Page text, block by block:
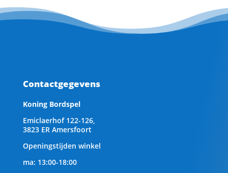
Contactgegevens
Koning Bordspel
Emiclaerhof 122-126,
3823 ER Amersfoort
Openingstijden winkel
ma: 13:00-18:00